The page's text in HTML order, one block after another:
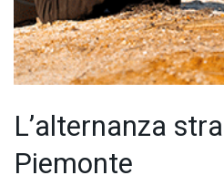
L’alternanza
Piemonte